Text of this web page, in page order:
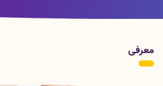
04 مرداد 1403
04 مرداد 1403
سرمایه های زندگی من ایران جوان
معرفی